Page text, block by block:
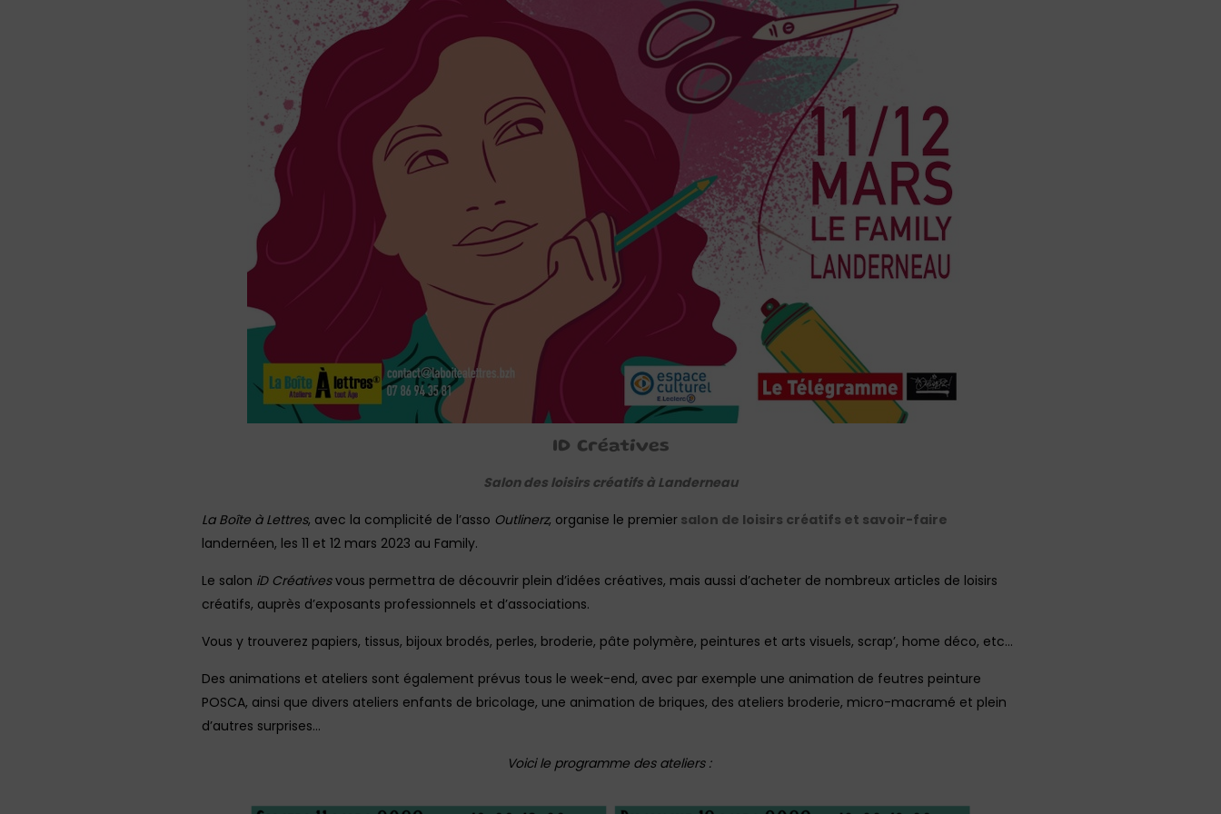
ID Créatives
Salon des loisirs créatifs à Landerneau
La Boîte à Lettres, avec la complicité de l’asso Outlinerz, organise le premier salon de loisirs créatifs et savoir-faire
landernéen, les 11 et 12 mars 2023 au Family.
Le salon iD Créativesvous permettra de découvrir plein d’idées créatives, mais aussi d’acheter de nombreux articles de loisirs
créatifs, auprès d’exposants professionnels et d’associations.
Vous y trouverez papiers, tissus, bijoux brodés, perles, broderie, pâte polymère, peintures et arts visuels, scrap’, home déco, etc…
Des animations et ateliers sont également prévus tous le week-end, avec par exemple une animation de feutres peinture
POSCA, ainsi que divers ateliers enfants de bricolage, une animation de briques, des ateliers broderie, micro-macramé et plein
d’autres surprises…
Voici le programme des ateliers :